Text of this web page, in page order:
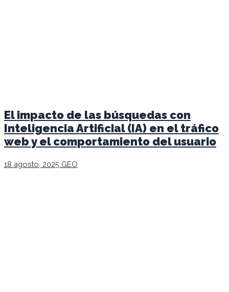
El impacto de las búsquedas con
Inteligencia Artificial (IA) en el tráfico
web y el comportamiento del usuario
18 agosto, 2025 GEO